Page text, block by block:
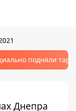
подняли
Днепра